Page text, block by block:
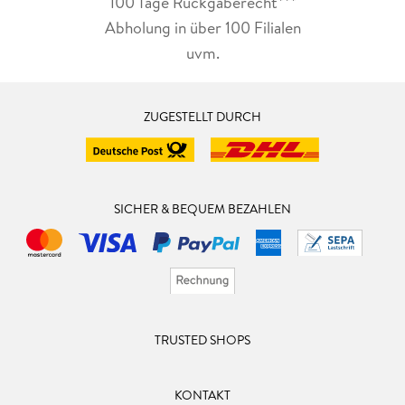
abfotografiert. Aber sie weiß eben auch, wie man lästige
junge Männer erträgt, die einem erzählen, dass David Foster
Wallace "ein toller Autor" sei. "Friséesalat mit Orangenfilets"
schreit so sehr nach der Küche der Neunziger wie die Kritik
Doch, heute ist das anders. Denn das, was früher über
tausend Seiten passierte, das alles findet heute für die junge
politisch korrekt ist, ist dabei konsequent inkonsequent,
immer beschämt-dekadent und vor allem natürlich verlogen.
Aber "man weiß das" eben.
So streift man gedanklich mit der Erzählerin dieses Buchs
durch Küche, Wohn- und Badezimmer und landet
Zwanzigjährigen anscheinend niemals Gouda aus der Packung
oder so wohnt". Natürlich immer mitdenkend, "dass natürlich
Abholung in über 100 Filialen
uvm.
ZUGESTELLT DURCH
SICHER & BEQUEM BEZAHLEN
TRUSTED SHOPS
KONTAKT